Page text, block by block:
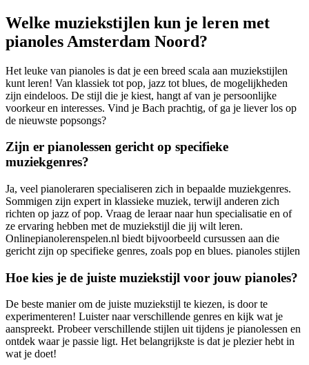
Welke muziekstijlen kun je leren met
pianoles Amsterdam Noord?
Het leuke van pianoles is dat je een breed scala aan muziekstijlen
kunt leren! Van klassiek tot pop, jazz tot blues, de mogelijkheden
zijn eindeloos. De stijl die je kiest, hangt af van je persoonlijke
voorkeur en interesses. Vind je Bach prachtig, of ga je liever los op
de nieuwste popsongs?
Zijn er pianolessen gericht op specifieke
muziekgenres?
Ja, veel pianoleraren specialiseren zich in bepaalde muziekgenres.
Sommigen zijn expert in klassieke muziek, terwijl anderen zich
richten op jazz of pop. Vraag de leraar naar hun specialisatie en of
ze ervaring hebben met de muziekstijl die jij wilt leren.
Onlinepianolerenspelen.nl biedt bijvoorbeeld cursussen aan die
gericht zijn op specifieke genres, zoals pop en blues. pianoles stijlen
Hoe kies je de juiste muziekstijl voor jouw pianoles?
De beste manier om de juiste muziekstijl te kiezen, is door te
experimenteren! Luister naar verschillende genres en kijk wat je
aanspreekt. Probeer verschillende stijlen uit tijdens je pianolessen en
ontdek waar je passie ligt. Het belangrijkste is dat je plezier hebt in
wat je doet!